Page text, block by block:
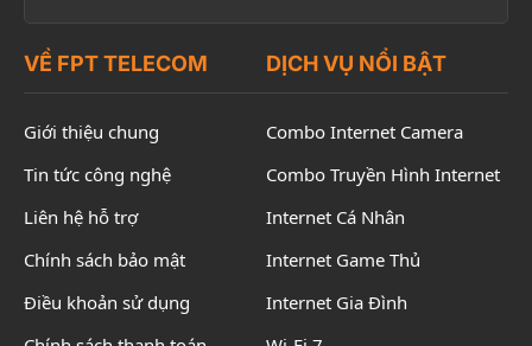
VỀ FPT TELECOM
Giới thiệu chung
Tin tức công nghệ
Liên hệ hỗ trợ
Chính sách bảo mật
Điều khoản sử dụng
DỊCH VỤ NỔI BẬT
Combo Internet Camera
Combo Truyền Hình Internet
Internet Cá Nhân
Internet Game Thủ
Internet Gia Đình